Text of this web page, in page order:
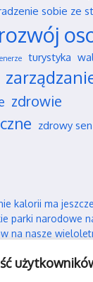
sobie ze
rozwój
turystyka
zdrowie
zdrowy sen
kalorii ma
parki narodowe
na nasze
swojego